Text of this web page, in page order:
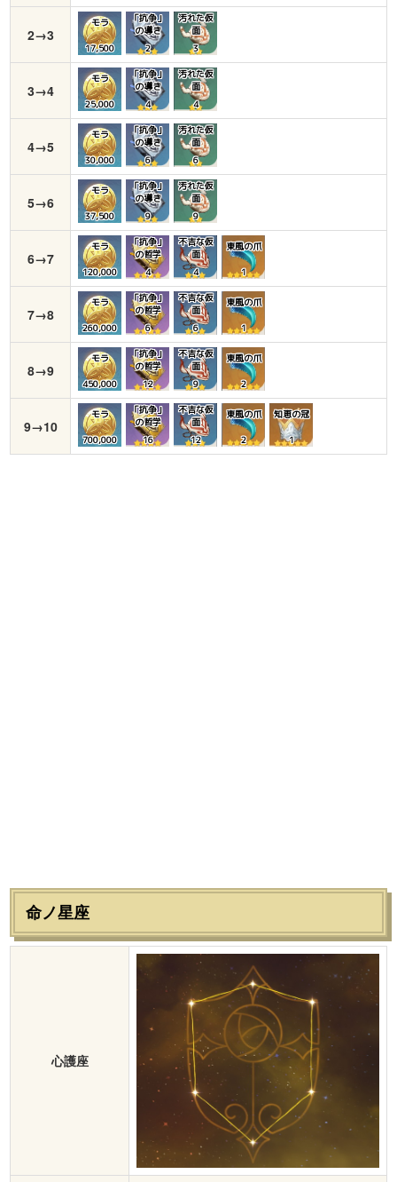
2→3
モラ
17,500
「抗争」
の導き
2
汚れた仮
面
3
3→4
モラ
25,000
「抗争」
の導き
4
汚れた仮
面
4
4→5
モラ
30,000
「抗争」
の導き
6
汚れた仮
面
6
5→6
モラ
37,500
「抗争」
の導き
9
汚れた仮
面
9
6→7
モラ
120,000
「抗争」
の哲学
4
不吉な仮
面
4
東風の爪
1
7→8
モラ
260,000
「抗争」
の哲学
6
不吉な仮
面
6
東風の爪
1
8→9
モラ
450,000
「抗争」
の哲学
12
不吉な仮
面
9
東風の爪
2
9→10
モラ
700,000
「抗争」
の哲学
16
不吉な仮
面
12
東風の爪
2
知恵の冠
1
命ノ星座
心護座